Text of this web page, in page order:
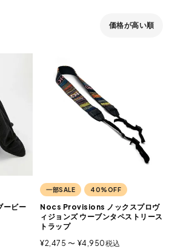
価格が高い順
ービー
一部SALE 40%OFF
Nocs Provisions ノックスプロヴ
ィジョンズ ウーブンタペストリース
トラップ
¥2,475 〜 ¥4,950税込